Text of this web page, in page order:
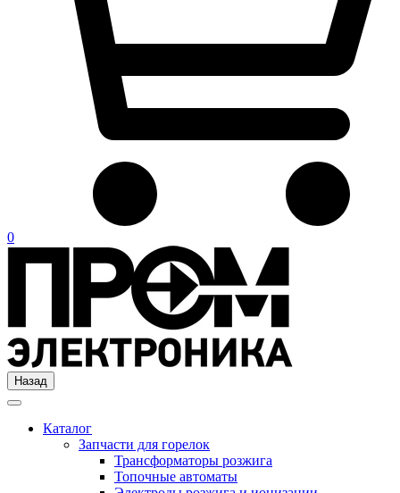
0
Назад
Каталог
Запчасти для горелок
Трансформаторы розжига
Топочные автоматы